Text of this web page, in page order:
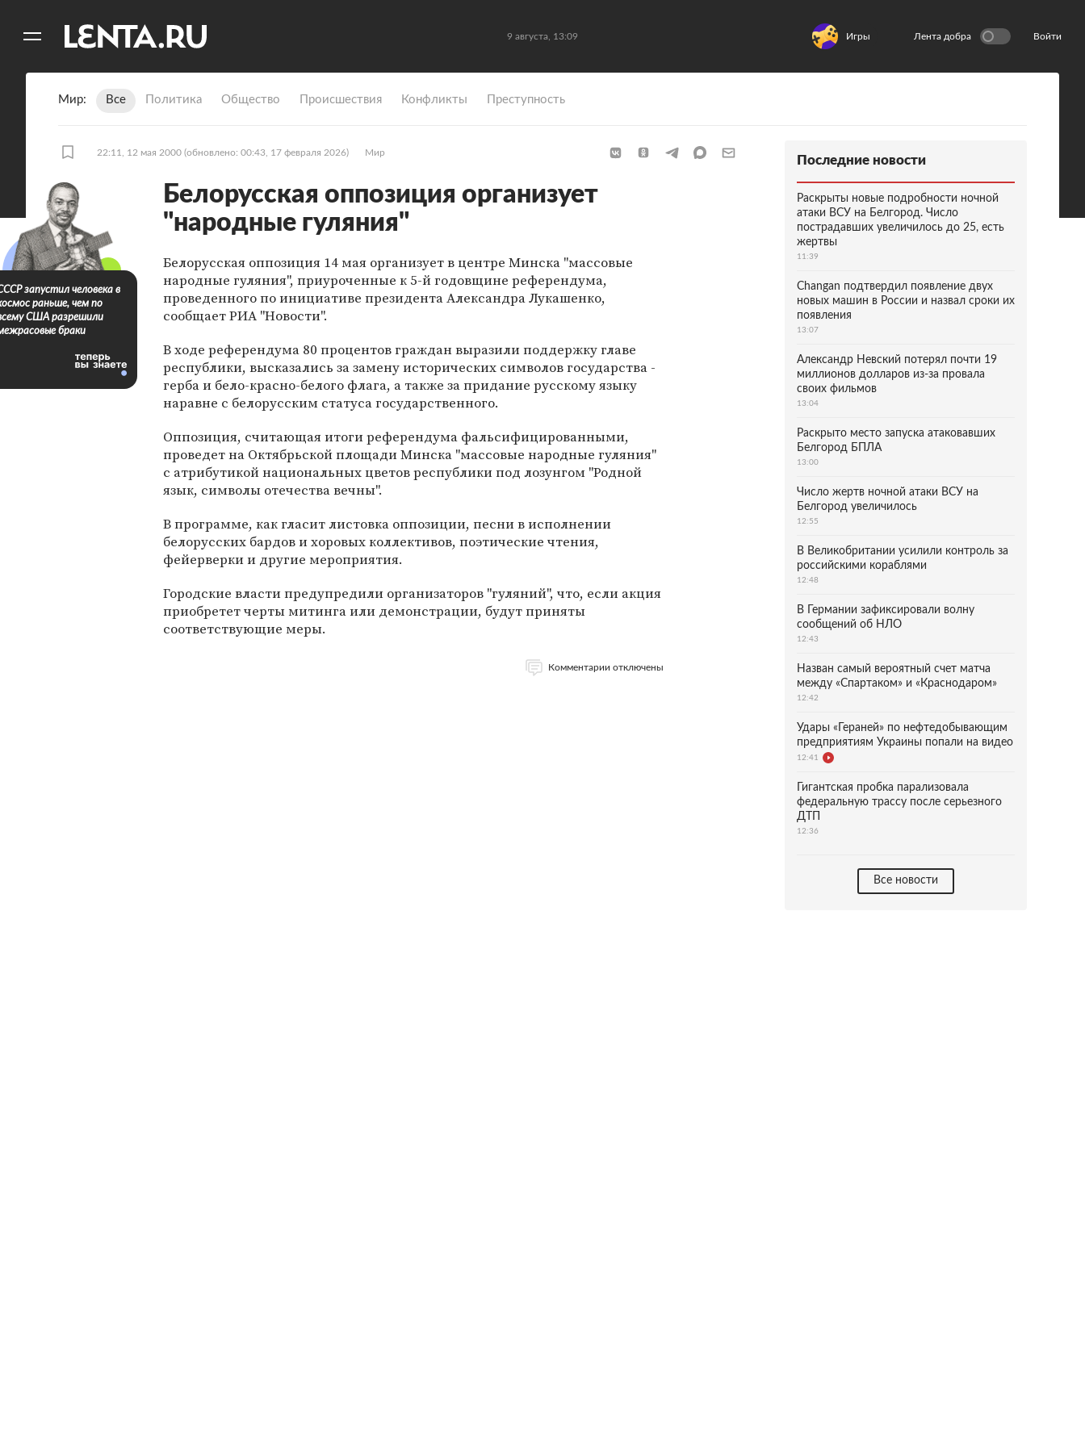
9 августа, 13:09 Игры Лента добра Войти
Мир Все Политика Общество Происшествия Конфликты Преступность
22:11, 12 мая 2000 (обновлено: 00:43, 17 февраля 2026) Мир
Белорусская оппозиция организует
"народные гуляния"
Белорусская оппозиция 14 мая организует в центре Минска "массовые
народные гуляния", приуроченные к 5-й годовщине референдума,
проведенного по инициативе президента Александра Лукашенко,
сообщает РИА "Новости".
В ходе референдума 80 процентов граждан выразили поддержку главе
республики, высказались за замену исторических символов государства -
герба и бело-красно-белого флага, а также за придание русскому языку
наравне с белорусским статуса государственного.
Оппозиция, считающая итоги референдума фальсифицированными,
проведет на Октябрьской площади Минска "массовые народные гуляния"
с атрибутикой национальных цветов республики под лозунгом "Родной
язык, символы отечества вечны".
В программе, как гласит листовка оппозиции, песни в исполнении
белорусских бардов и хоровых коллективов, поэтические чтения,
фейерверки и другие мероприятия.
Городские власти предупредили организаторов "гуляний", что, если акция
приобретет черты митинга или демонстрации, будут приняты
соответствующие меры.
Комментарии отключены
запустил человека в
раньше, чем по
США разрешили
браки
Последние новости
Раскрыты новые подробности ночной
атаки ВСУ на Белгород. Число
пострадавших увеличилось до 25, есть
жертвы
11:39
Changan подтвердил появление двух
новых машин в России и назвал сроки их
появления
13:07
Александр Невский потерял почти 19
миллионов долларов из-за провала
своих фильмов
13:04
Раскрыто место запуска атаковавших
Белгород БПЛА
13:00
Число жертв ночной атаки ВСУ на
Белгород увеличилось
12:55
В Великобритании усилили контроль за
российскими кораблями
12:48
В Германии зафиксировали волну
сообщений об НЛО
12:43
Назван самый вероятный счет матча
между «Спартаком» и «Краснодаром»
12:42
Удары «Гераней» по нефтедобывающим
предприятиям Украины попали на видео
12:41
Гигантская пробка парализовала
федеральную трассу после серьезного
ДТП
12:36
Все новости